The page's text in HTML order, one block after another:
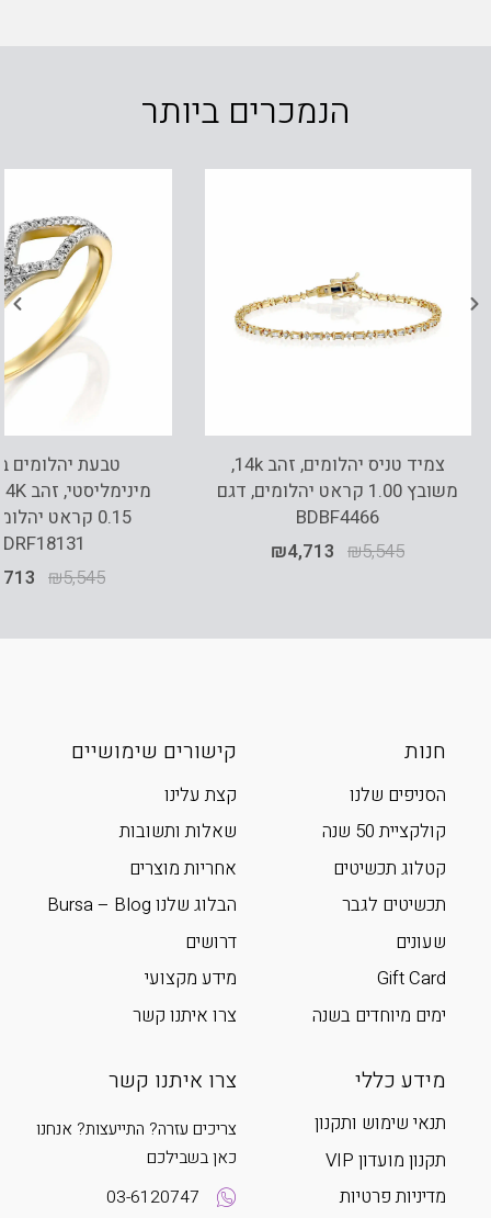
הנמכרים ביותר
צמיד טניס יהלומים, זהב 14k,
משובץ 1.00 קראט יהלומים, דגם
BDBF4466
₪5,545
₪4,713
טבעת יהלומים
0.15 קראט
₪5,545
חנות
הסניפים שלנו
קולקציית 50 שנה
קטלוג תכשיטים
תכשיטים לגבר
שעונים
Gift Card
ימים מיוחדים בשנה
קישורים שימושיים
קצת עלינו
שאלות ותשובות
אחריות מוצרים
הבלוג שלנו Bursa – Blog
דרושים
מידע מקצועי
צרו איתנו קשר
מידע כללי
תנאי שימוש ותקנון
תקנון מועדון VIP
מדיניות פרטיות
צרו איתנו קשר
צריכים עזרה? התייעצות? אנחנו
כאן בשבילכם
03-6120747